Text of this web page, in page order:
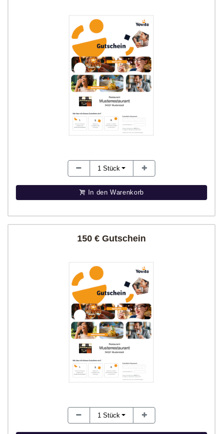
1 Stück
In den Warenkorb
150 € Gutschein
1 Stück